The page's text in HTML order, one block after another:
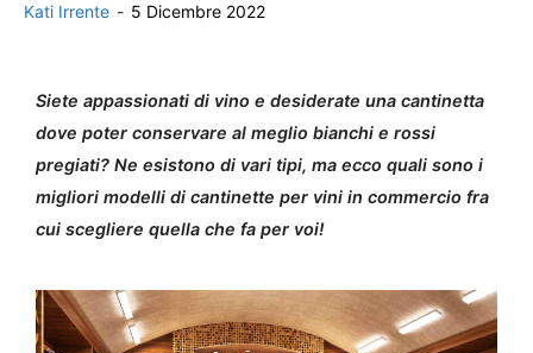
Kati Irrente - 5 Dicembre 2022
Siete appassionati di vino e desiderate una cantinetta
dove poter conservare al meglio bianchi e rossi
pregiati? Ne esistono di vari tipi, ma ecco quali sono i
migliori modelli di cantinette per vini in commercio fra
cui scegliere quella che fa per voi!